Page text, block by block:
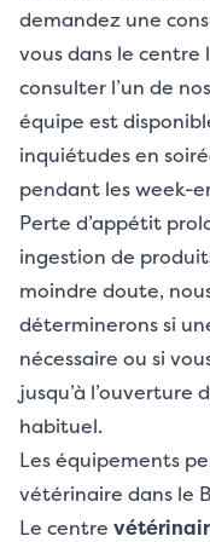
demandez une
vous dans le centre
consulter l’un de
équipe est
inquiétudes en
pendant les week-
Perte d’appétit
ingestion de
moindre doute,
déterminerons si
nécessaire ou si
jusqu’à
habituel.
Les équipements
vétérinaire dans le
Le centre